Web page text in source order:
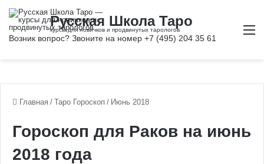
Главная / Таро Гороскоп / Июнь 2018
Гороскоп для Раков на июнь
2018 года